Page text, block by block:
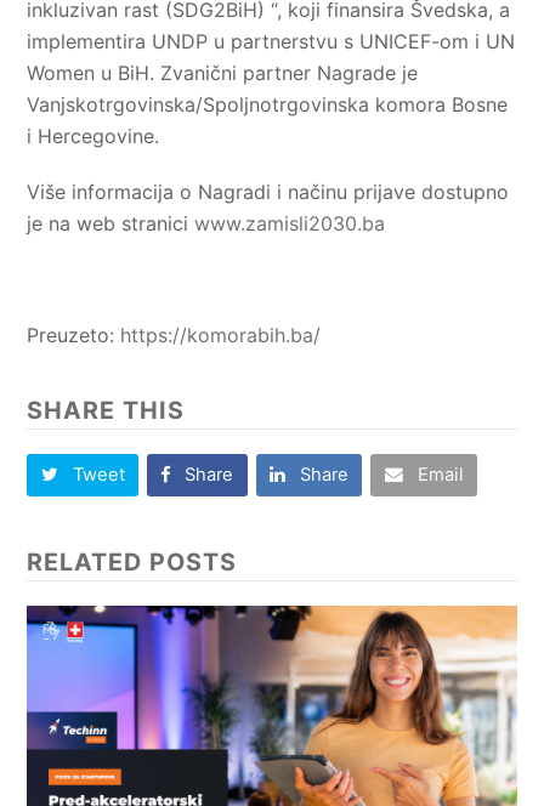
inkluzivan rast (SDG2BiH) “, koji finansira Švedska, a
implementira UNDP u partnerstvu s UNICEF-om i UN
Women u BiH. Zvanični partner Nagrade je
Vanjskotrgovinska/Spoljnotrgovinska komora Bosne
i Hercegovine.
Više informacija o Nagradi i načinu prijave dostupno
je na web straniciwww.zamisli2030.ba
Preuzeto: https://komorabih.ba/
SHARE THIS
Tweet Share Share Email
RELATED POSTS